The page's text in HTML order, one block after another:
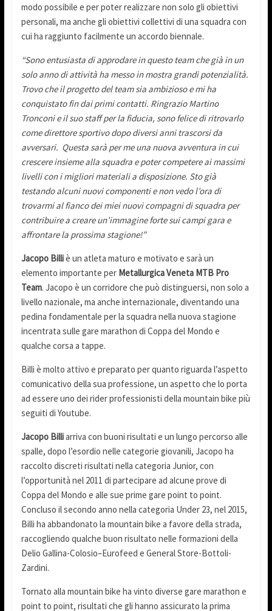
modo possibile e per poter realizzare non solo gli obiettivi
personali, ma anche gli obiettivi collettivi di una squadra con
cui ha raggiunto facilmente un accordo biennale.
“Sono entusiasta di approdare in questo team che già in un
solo anno di attività ha messo in mostra grandi potenzialità.
Trovo che il progetto del team sia ambizioso e mi ha
conquistato fin dai primi contatti. Ringrazio Martino
Tronconi e il suo staff per la fiducia, sono felice di ritrovarlo
come direttore sportivo dopo diversi anni trascorsi da
avversari. Questa sarà per me una nuova avventura in cui
crescere insieme alla squadra e poter competere ai massimi
livelli con i migliori materiali a disposizione. Sto già
testando alcuni nuovi componenti e non vedo l’ora di
trovarmi al fianco dei miei nuovi compagni di squadra per
contribuire a creare un’immagine forte sui campi gara e
affrontare la prossima stagione!”
Jacopo Billiè un atleta maturo e motivato e sarà un
elemento importante per Metallurgica Veneta MTB Pro
Team. Jacopo è un corridore che può distinguersi, non solo a
livello nazionale, ma anche internazionale, diventando una
pedina fondamentale per la squadra nella nuova stagione
incentrata sulle gare marathon di Coppa del Mondo e
qualche corsa a tappe.
Billi è molto attivo e preparato per quanto riguarda l’aspetto
comunicativo della sua professione, un aspetto che lo porta
ad essere uno dei rider professionisti della mountain bike più
seguiti di Youtube.
Jacopo Billiarriva con buoni risultati e un lungo percorso alle
spalle, dopo l’esordio nelle categorie giovanili, Jacopo ha
raccolto discreti risultati nella categoria Junior, con
l’opportunità nel 2011 di partecipare ad alcune prove di
Coppa del Mondo e alle sue prime gare point to point.
Concluso il secondo anno nella categoria Under 23, nel 2015,
Billi ha abbandonato la mountain bike a favore della strada,
raccogliendo qualche buon risultato nelle formazioni della
Delio Gallina-Colosio–Eurofeed e General Store-Bottoli-
Zardini.
Tornato alla mountain bike ha vinto diverse gare marathon e
point to point, risultati che gli hanno assicurato la prima